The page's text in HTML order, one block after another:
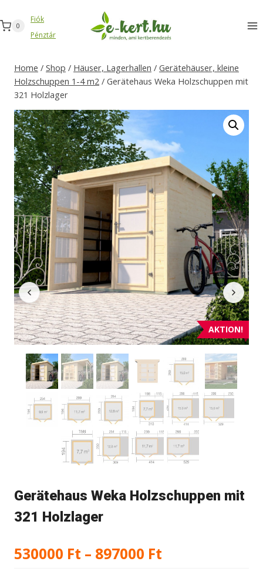
Inhalt
springen
0
Fiók
Pénztár
Home / Shop / Häuser, Lagerhallen / Gerätehäuser, kleine
Holzschuppen 1-4 m2 / Gerätehaus Weka Holzschuppen mit
321 Holzlager
AKTION!
Gerätehaus Weka Holzschuppen mit
321 Holzlager
530000 Ft – 897000 Ft